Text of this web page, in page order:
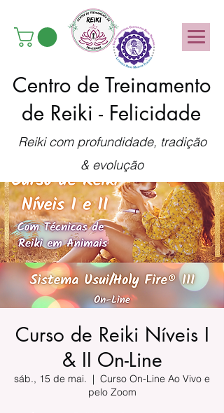
Centro de Treinamento
de Reiki - Felicidade
Reiki com profundidade, tradição
& evolução
Curso de Reiki Níveis I
& II On-Line
sáb., 15 de mai.
  |
Curso On-Line Ao Vivo e
pelo Zoom